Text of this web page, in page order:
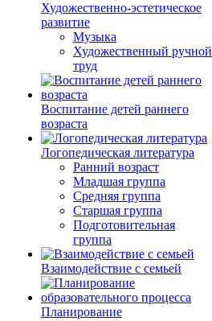
Художественно-эстетическое
развитие
Музыка
Художественный ручной
труд
Воспитание детей раннего
возраста
Логопедическая литература
Ранний возраст
Младшая группа
Средняя группа
Старшая группа
Подготовительная
группа
Взаимодействие с семьей
Планирование